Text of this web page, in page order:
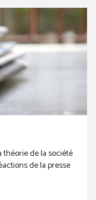
théorie de la société
de la presse